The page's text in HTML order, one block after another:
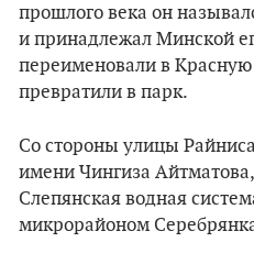
прошлого века он
и принадлежал Минской
переименовали в
превратили в парк.
Со стороны улицы
имени Чингиза
Слепянская водная
микрорайоном